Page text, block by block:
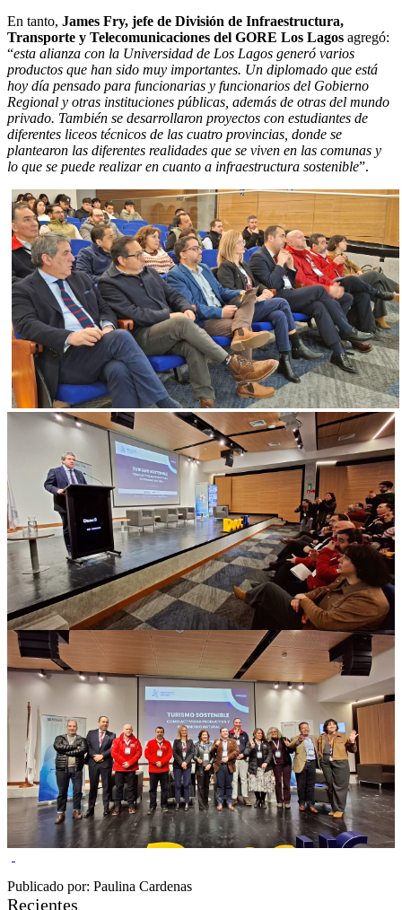
En tanto, James Fry, jefe de División de Infraestructura,
Transporte y Telecomunicaciones del GORE Los Lagos agregó:
“esta alianza con la Universidad de Los Lagos generó varios
productos que han sido muy importantes. Un diplomado que está
hoy día pensado para funcionarias y funcionarios del Gobierno
Regional y otras instituciones públicas, además de otras del mundo
privado. También se desarrollaron proyectos con estudiantes de
diferentes liceos técnicos de las cuatro provincias, donde se
plantearon las diferentes realidades que se viven en las comunas y
lo que se puede realizar en cuanto a infraestructura sostenible”.
Publicado por: Paulina Cardenas
Recientes